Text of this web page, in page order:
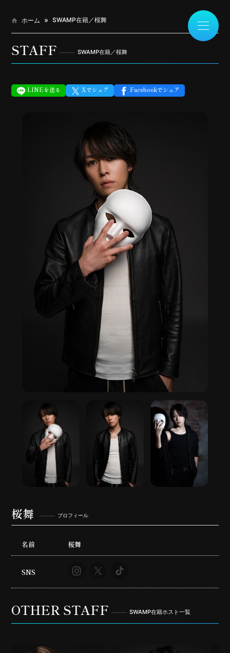
ホーム SWAMP在籍／桜舞
STAFF SWAMP在籍／桜舞
LINEを送る Xでシェア Facebookでシェア
桜舞 プロフィール
名前 桜舞
SNS
OTHER STAFF SWAMP在籍ホスト一覧